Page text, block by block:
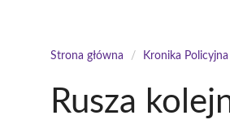
Strona główna / Kronika Policyjna
Rusza